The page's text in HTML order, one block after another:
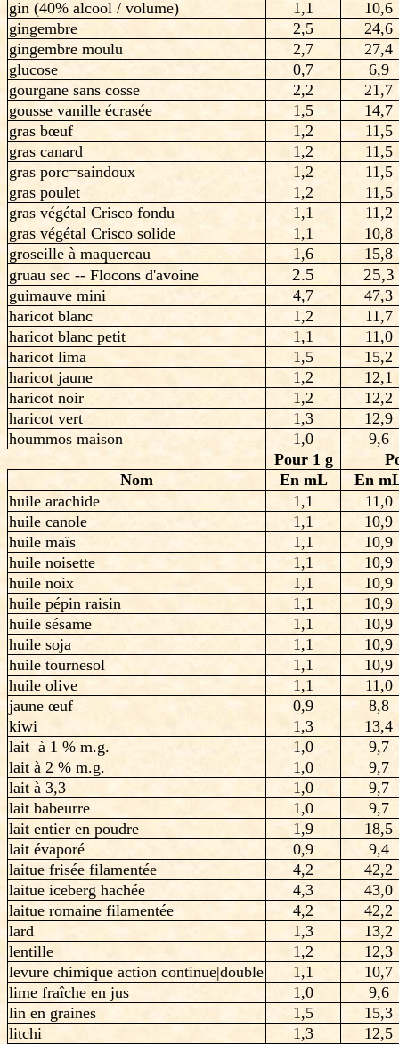
gin (40% alcool / volume) 1,1
10,6
gingembre
2,5
24,6
gingembre moulu
2,7
27,4
glucose
0,7
6,9
gourgane sans cosse
2,2
21,7
gousse vanille écrasée
1,5
14,7
gras bœuf
1,2
11,5
gras canard
1,2
11,5
gras porc=saindoux
1,2
11,5
gras poulet
1,2
11,5
gras végétal Crisco fondu
1,1
11,2
gras végétal Crisco solide
1,1
10,8
groseille à maquereau
1,6
15,8
gruau sec -- Flocons d'avoine
2.5 25,3
guimauve mini 4,7
47,3
haricot blanc
1,2
11,7
haricot blanc petit
1,1
11,0
haricot lima
1,5
15,2
haricot jaune
1,2
12,1
haricot noir
1,2
12,2
haricot vert
1,3
12,9
hoummos maison
1,0
9,6
Pour 1 g
Nom
En mL
En
huile arachide
1,1
11,0
huile canole
1,1
10,9
huile maïs
1,1
10,9
huile noisette
1,1
10,9
huile noix
1,1
10,9
huile pépin raisin
1,1
10,9
huile sésame
1,1
10,9
huile soja
1,1
10,9
huile tournesol
1,1
10,9
huile olive
1,1
11,0
jaune œuf
0,9
8,8
kiwi
1,3
13,4
lait à 1 % m.g.
1,0
9,7
lait à 2 % m.g.
1,0
9,7
lait à 3,3
1,0
9,7
lait babeurre
1,0
9,7
lait entier en poudre
1,9
18,5
lait évaporé
0,9
9,4
laitue frisée filamentée
4,2
42,2
laitue iceberg hachée
4,3
43,0
laitue romaine filamentée
4,2
42,2
lard
1,3
13,2
lentille
1,2
12,3
levure chimique action continue|double
1,1
10,7
lime fraîche en jus
1,0
9,6
lin en graines
1,5
15,3
litchi
1,3
12,5